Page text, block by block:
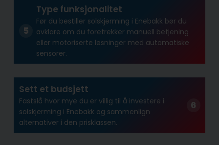
Type funksjonalitet
Før du bestiller solskjerming i Enebakk bør du
avklare om du foretrekker manuell betjening
eller motoriserte løsninger med automatiske
sensorer.
Sett et budsjett
Fastslå hvor mye du er villig til å investere i
solskjerming i Enebakk og sammenlign
alternativer i den prisklassen.